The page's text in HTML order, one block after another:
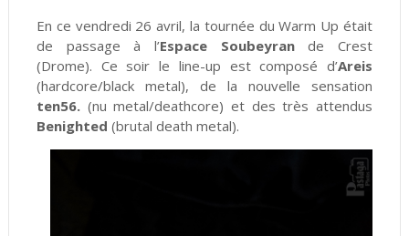
En ce vendredi 26 avril, la tournée du Warm Up était
de passage à l’Espace Soubeyrande Crest
(Drome). Ce soir le line-up est composé d’Areis
(hardcore/black metal), de la nouvelle sensation
ten56.(nu metal/deathcore) et des très attendus
Benighted (brutal death metal).